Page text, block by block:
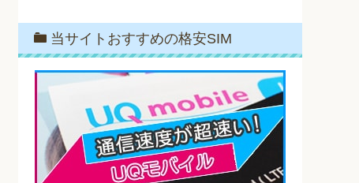
当サイトおすすめの格安SIM